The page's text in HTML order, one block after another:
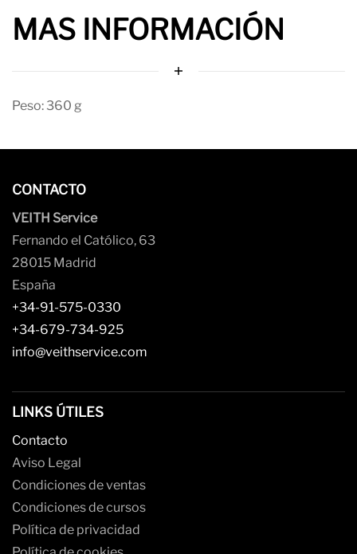
MAS INFORMACIÓN
Peso: 360 g
CONTACTO
VEITH Service
Fernando el Católico, 63
28015 Madrid
España
+34-91-575-0330
+34-679-734-925
info@veithservice.com
LINKS ÚTILES
Contacto
Aviso Legal
Condiciones de ventas
Condiciones de cursos
Política de privacidad